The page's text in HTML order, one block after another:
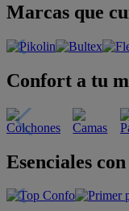
Marcas que
Confort a tu
Esenciales